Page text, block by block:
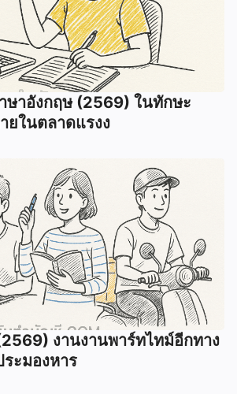
าอังกฤษ (2569) ในทักษะ
ยในตลาดแรงง
งานงานพาร์ทไทม์อีกทาง
ะมองหาร